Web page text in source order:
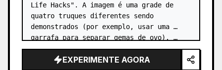
Life Hacks". A imagem é uma grade de
quatro truques diferentes sendo
demonstrados (por exemplo, usar uma
garrafa para separar gemas de ovo). …
EXPERIMENTE AGORA